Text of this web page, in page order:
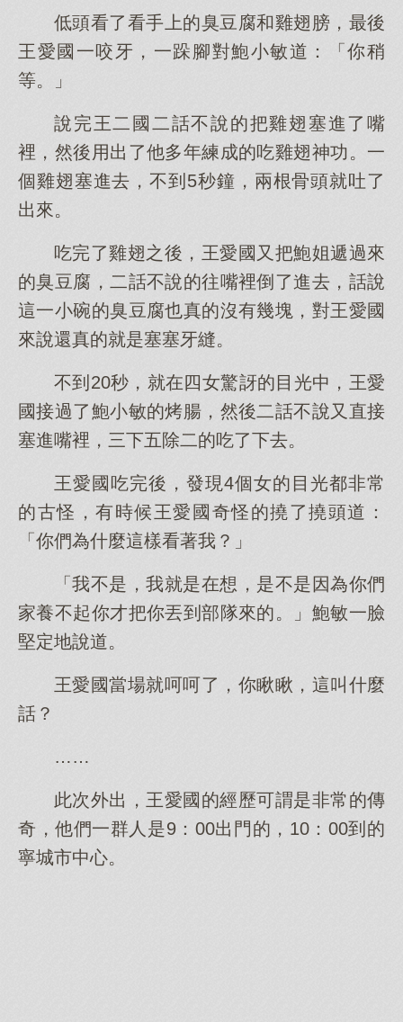
低頭看了看手上的臭豆腐和雞翅膀，最後
王愛國一咬牙，一跺腳對鮑小敏道：「你稍
等。」
說完王二國二話不說的把雞翅塞進了嘴
裡，然後用出了他多年練成的吃雞翅神功。一
個雞翅塞進去，不到5秒鐘，兩根骨頭就吐了
出來。
吃完了雞翅之後，王愛國又把鮑姐遞過來
的臭豆腐，二話不說的往嘴裡倒了進去，話說
這一小碗的臭豆腐也真的沒有幾塊，對王愛國
來說還真的就是塞塞牙縫。
不到20秒，就在四女驚訝的目光中，王愛
國接過了鮑小敏的烤腸，然後二話不說又直接
塞進嘴裡，三下五除二的吃了下去。
王愛國吃完後，發現4個女的目光都非常
的古怪，有時候王愛國奇怪的撓了撓頭道：
「你們為什麼這樣看著我？」
「我不是，我就是在想，是不是因為你們
家養不起你才把你丟到部隊來的。」鮑敏一臉
堅定地說道。
王愛國當場就呵呵了，你瞅瞅，這叫什麼
話？
……
此次外出，王愛國的經歷可謂是非常的傳
奇，他們一群人是9：00出門的，10：00到的
寧城市中心。